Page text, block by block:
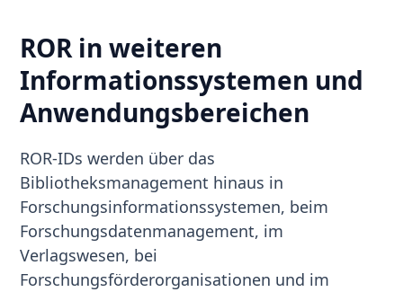
ROR in weiteren
Informationssystemen und
Anwendungsbereichen
ROR-IDs werden über das
Bibliotheksmanagement hinaus in
Forschungsinformationssystemen, beim
Forschungsdatenmanagement, im
Verlagswesen, bei
Forschungsförderorganisationen und im